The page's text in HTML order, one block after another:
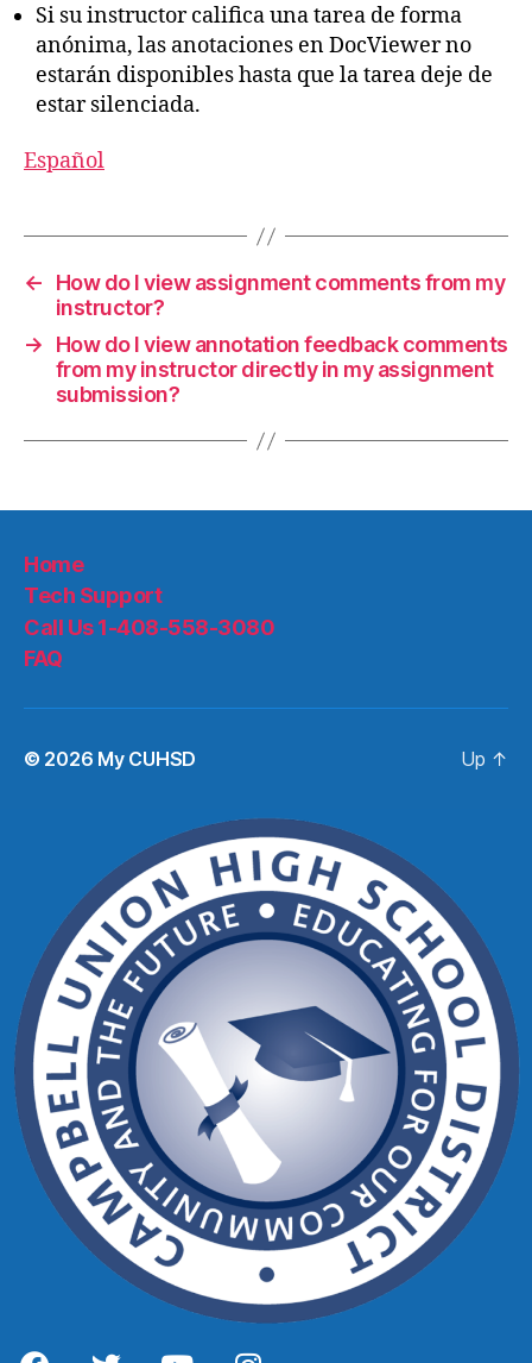
Si su instructor califica una tarea de forma
anónima, las anotaciones en DocViewer no
estarán disponibles hasta que la tarea deje de
estar silenciada.
Español
←
How do I view assignment comments from my
instructor?
→
How do I view annotation feedback comments
from my instructor directly in my assignment
submission?
Home
Tech Support
Call Us 1-408-558-3080
FAQ
© 2026 My CUHSD Up ↑